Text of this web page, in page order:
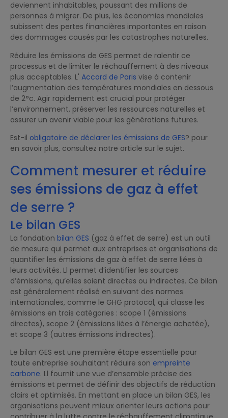
deviennent inhabitables, poussant des millions de
personnes à migrer. De plus, les économies mondiales
subissent des pertes financières importantes en raison
des dommages causés par les catastrophes naturelles.
Réduire les émissions de GES permet de ralentir ce
processus et de limiter le réchauffement à des niveaux
plus acceptables. L' Accord de Paris vise à contenir
l’augmentation des températures mondiales en dessous
de 2°c. Agir rapidement est crucial pour protéger
l’environnement, préserver les ressources naturelles et
assurer un avenir viable pour les générations futures.
Est-il obligatoire de déclarer les émissions de GES? pour
en savoir plus, consultez notre article sur le sujet.
Comment mesurer et réduire
ses émissions de gaz à effet
de serre ?
Le bilan GES
La fondation bilan GES (gaz à effet de serre) est un outil
de mesure qui permet aux entreprises et organisations de
quantifier les émissions de gaz à effet de serre liées à
leurs activités. Ll permet d’identifier les sources
d’émissions, qu’elles soient directes ou indirectes. Ce bilan
est généralement réalisé en suivant des normes
internationales, comme le GHG protocol, qui classe les
émissions en trois catégories : scope 1 (émissions
directes), scope 2 (émissions liées à l’énergie achetée),
et scope 3 (autres émissions indirectes).
Le bilan GES est une première étape essentielle pour
toute entreprise souhaitant réduire son empreinte
carbone. Ll fournit une vue d’ensemble précise des
émissions et permet de définir des objectifs de réduction
clairs et optimisés. En mettant en place un bilan GES, les
organisations peuvent mieux orienter leurs actions pour